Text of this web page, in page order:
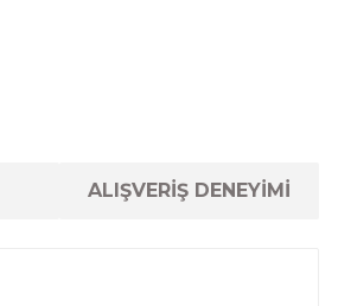
ALIŞVERİŞ DENEYİMİ